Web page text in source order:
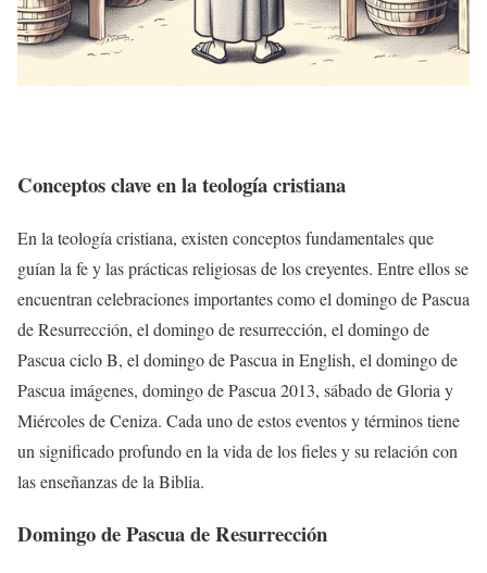
Conceptos clave en la teología cristiana
En la teología cristiana, existen conceptos fundamentales que
guían la fe y las prácticas religiosas de los creyentes. Entre ellos se
encuentran celebraciones importantes como el domingo de Pascua
de Resurrección, el domingo de resurrección, el domingo de
Pascua ciclo B, el domingo de Pascua in English, el domingo de
Pascua imágenes, domingo de Pascua 2013, sábado de Gloria y
Miércoles de Ceniza. Cada uno de estos eventos y términos tiene
un significado profundo en la vida de los fieles y su relación con
las enseñanzas de la Biblia.
Domingo de Pascua de Resurrección